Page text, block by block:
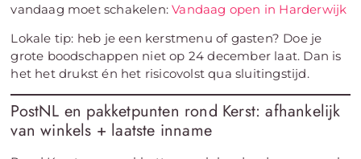
vandaag moet schakelen:Vandaag open in Harderwijk
Lokale tip: heb je een kerstmenu of gasten? Doe je
grote boodschappen niet op 24 december laat. Dan is
het het drukst én het risicovolst qua sluitingstijd.
PostNL en pakketpunten rond Kerst: afhankelijk
van winkels + laatste inname